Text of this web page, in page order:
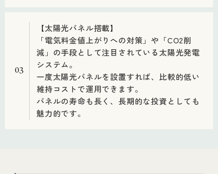
03
【太陽光パネル搭載】
「電気料金値上がりへの対策」や「CO2削
減」の手段として注目されている太陽光発電
システム。
一度太陽光パネルを設置すれば、比較的低い
維持コストで運用できます。
パネルの寿命も長く、長期的な投資としても
魅力的です。